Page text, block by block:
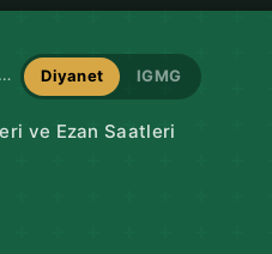
Wangen im Allgau Namaz Vakitleri Diyanet IGMG
ve Ezan Saatleri